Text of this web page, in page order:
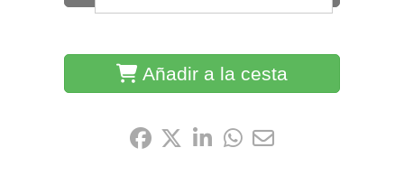
Añadir a la cesta